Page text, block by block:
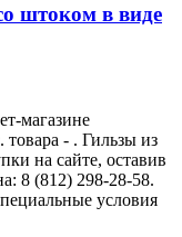
штоком в виде
магазине
- . Гильзы из
на сайте, оставив
8 (812) 298-28-58.
условия